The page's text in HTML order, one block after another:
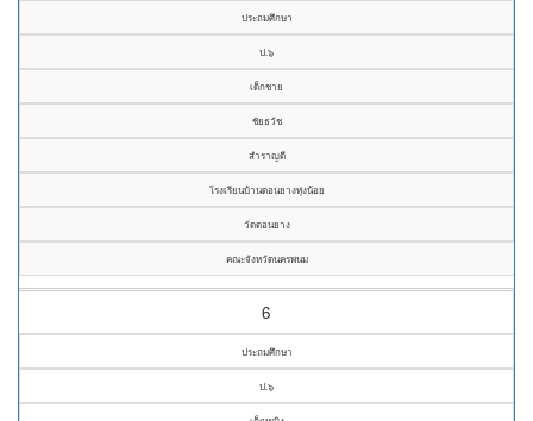
ประถมศึกษา
ป.๖
เด็กชาย
ชัยธวัช
สำราญดี
โรงเรียนบ้านดอนยางทุ่งน้อย
วัดดอนยาง
คณะจังหวัดนครพนม
6
ประถมศึกษา
ป.๖